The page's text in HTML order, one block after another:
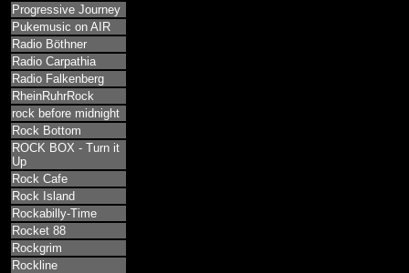
Progressive Journey
Pukemusic on AIR
Radio Böthner
Radio Carpathia
Radio Falkenberg
RheinRuhrRock
rock before midnight
Rock Bottom
ROCK BOX - Turn it
Up
Rock Cafe
Rock Island
Rockabilly-Time
Rocket 88
Rockgrim
Rockline